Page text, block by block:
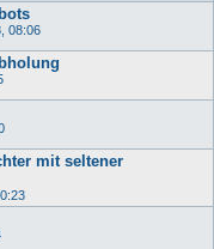
08:06
mit seltener